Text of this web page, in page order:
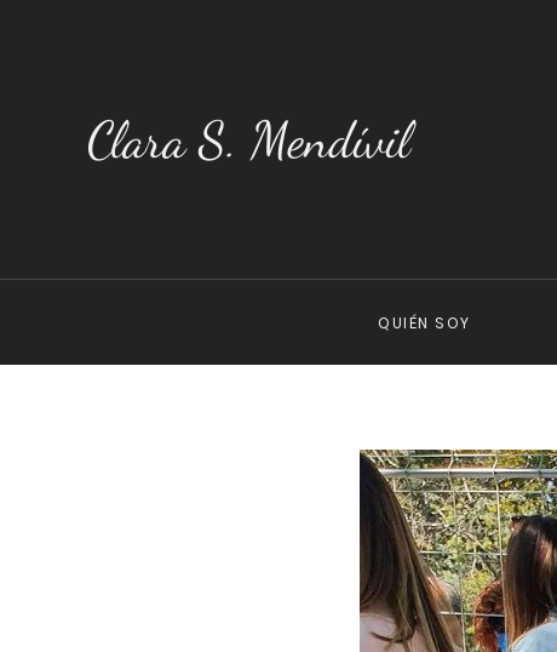
Clara S. Mendívil
QUIÉN SOY